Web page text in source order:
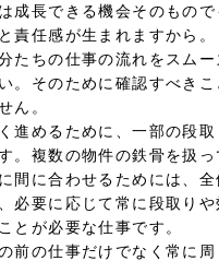
成長できる機会そのもので
責任感が生まれますから。
たちの仕事の流れをスムー
。そのために確認すべきこ
ん。
進めるために、一部の段取
。複数の物件の鉄骨を扱っ
間に合わせるためには、全
必要に応じて常に段取りや
とが必要な仕事です。
前の仕事だけでなく常に周